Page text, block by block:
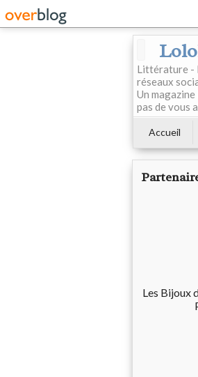
Littérature -
réseaux
Un
pas de vous
Accueil
Les Bijoux